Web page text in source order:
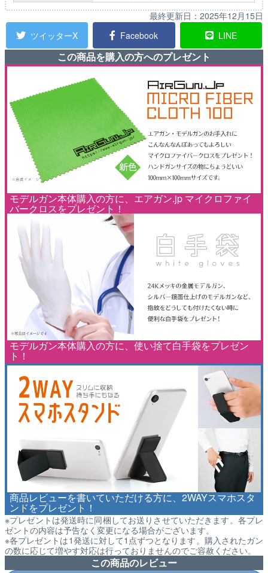
最終更新日： 2025年12月15日
ツイッターX
Facebook LINE
この商品を購入の方へのプレゼント
モデルガン本体購入の方に、エアガン.jp マイクロファイ
バークロスをプレゼント！
モデルガン本体購入の方に、使い捨て白手袋をプレゼン
ト！
商品レビューを書いていただける方に、2WAYスマホスタ
ンドをプレゼント！
※プレゼントは発送時に同梱してお送りさせていただきます。各プレ
ゼントの内容は予告なく変更になる場合がございます。
※各プレゼントは1発送に対して1点ずつとなります。購入されたガン
の数に応じて増やす対応は行っておりませんのでご容赦ください。
この商品のレビュー